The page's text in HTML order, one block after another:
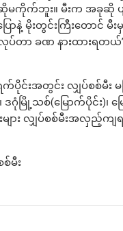
မကိုက်ဘူး။ မီးက အခုဆို
ာနဲ့ မိုးတွင်းကြီးတောင်
လုပ်တာ ခဏ နားထားရ
းအတွင်း လျှပ်စစ်မီး မ
ဒဂုံမြို့သစ်(မြောက်ပိုင်း)
ား လျှပ်စစ်မီးအလှည့်ကျ
စ်မီး